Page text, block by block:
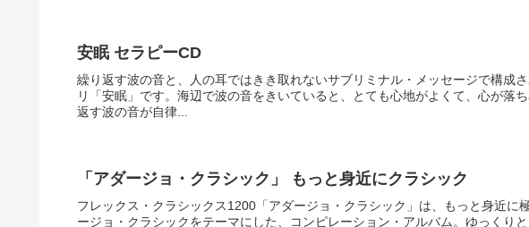
安眠 セラピーCD
繰り返す波の音と、人の耳ではきき取れないサブリミナル・メッセージで構成
リ「安眠」です。海辺で波の音をきいていると、とても心地がよくて、心が落
返す波の音が自律...
「アダージョ・クラシック」 もっと身近にクラシック
フレックス・クラシックス1200「アダージョ・クラシック」は、もっと身近に
ージョ・クラシックをテーマにした、コンピレーション・アルバム。ゆっくり